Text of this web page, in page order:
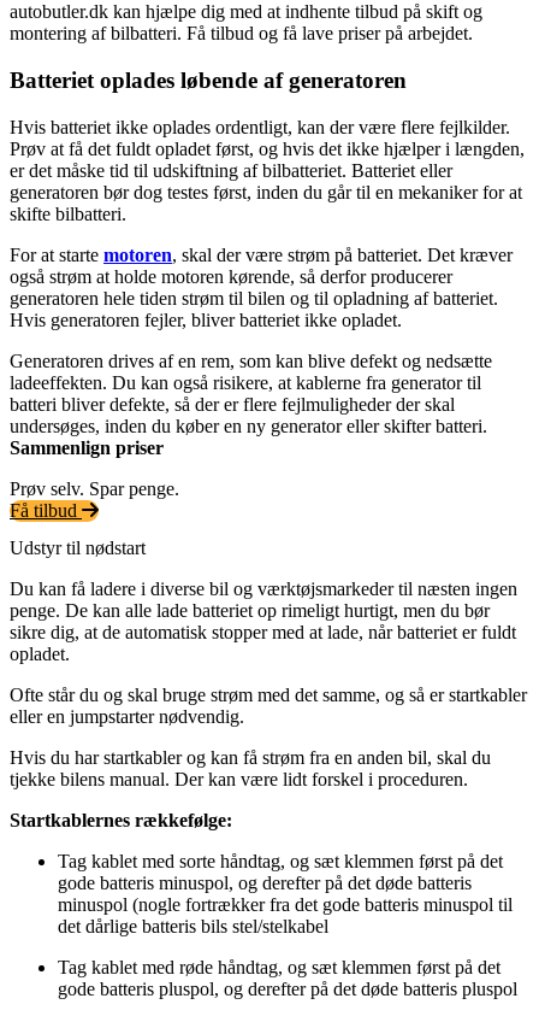
autobutler.dk kan hjælpe dig med at indhente tilbud på skift og
montering af bilbatteri. Få tilbud og få lave priser på arbejdet.
Batteriet oplades løbende af generatoren
Hvis batteriet ikke oplades ordentligt, kan der være flere fejlkilder.
Prøv at få det fuldt opladet først, og hvis det ikke hjælper i længden,
er det måske tid til udskiftning af bilbatteriet. Batteriet eller
generatoren bør dog testes først, inden du går til en mekaniker for at
skifte bilbatteri.
For at starte motoren, skal der være strøm på batteriet. Det kræver
også strøm at holde motoren kørende, så derfor producerer
generatoren hele tiden strøm til bilen og til opladning af batteriet.
Hvis generatoren fejler, bliver batteriet ikke opladet.
Generatoren drives af en rem, som kan blive defekt og nedsætte
ladeeffekten. Du kan også risikere, at kablerne fra generator til
batteri bliver defekte, så der er flere fejlmuligheder der skal
undersøges, inden du køber en ny generator eller skifter batteri.
Sammenlign priser
Prøv selv. Spar penge.
Få tilbud
Udstyr til nødstart
Du kan få ladere i diverse bil og værktøjsmarkeder til næsten ingen
penge. De kan alle lade batteriet op rimeligt hurtigt, men du bør
sikre dig, at de automatisk stopper med at lade, når batteriet er fuldt
opladet.
Ofte står du og skal bruge strøm med det samme, og så er startkabler
eller en jumpstarter nødvendig.
Hvis du har startkabler og kan få strøm fra en anden bil, skal du
tjekke bilens manual. Der kan være lidt forskel i proceduren.
Startkablernes rækkefølge:
Tag kablet med sorte håndtag, og sæt klemmen først på det
gode batteris minuspol, og derefter på det døde batteris
minuspol (nogle fortrækker fra det gode batteris minuspol til
det dårlige batteris bils stel/stelkabel
Tag kablet med røde håndtag, og sæt klemmen først på det
gode batteris pluspol, og derefter på det døde batteris pluspol